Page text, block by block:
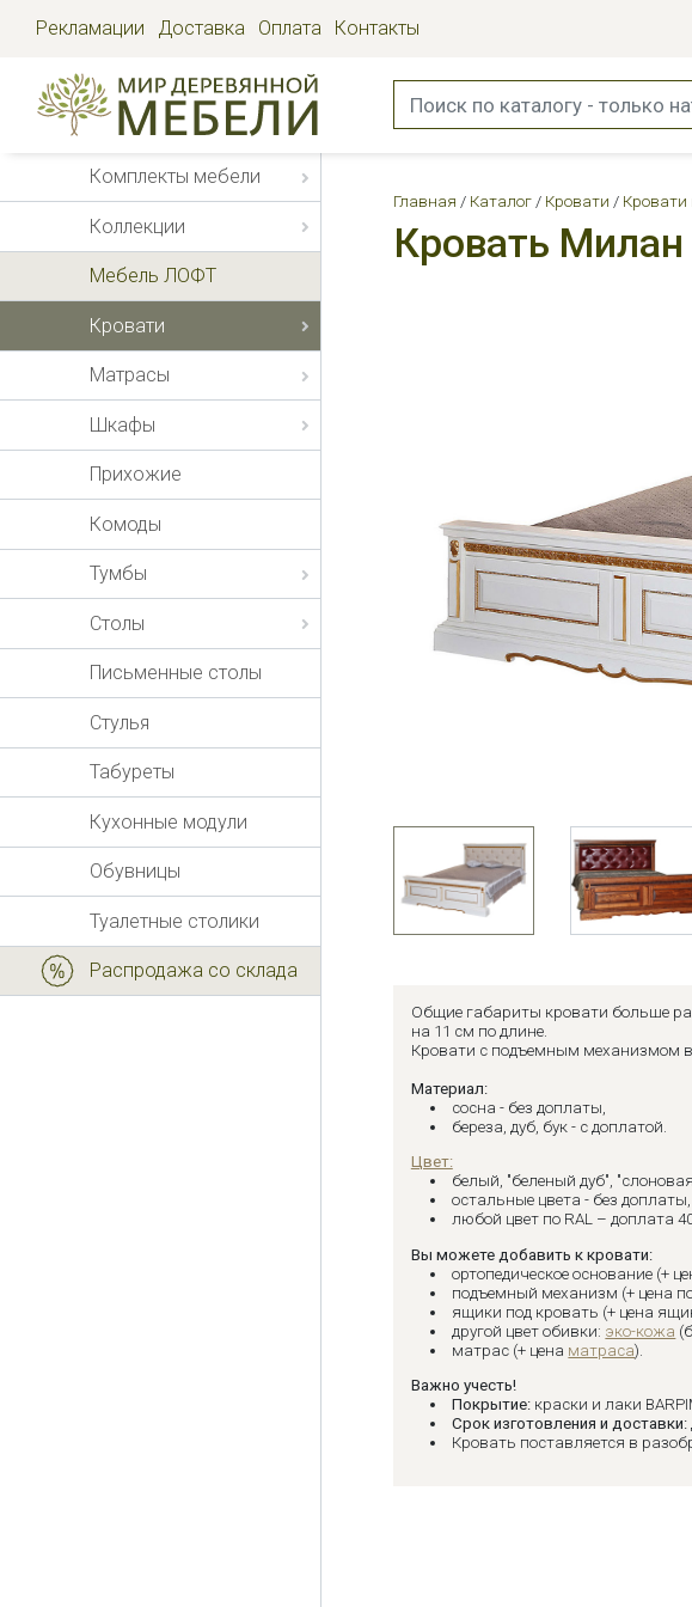
Рекламации Доставка Оплата Контакты
Комплекты мебели
Коллекции
Мебель ЛОФТ
Кровати
Матрасы
Шкафы
Прихожие
Комоды
Тумбы
Столы
Письменные столы
Стулья
Табуреты
Кухонные модули
Обувницы
Туалетные столики
Распродажа со склада
Главная Каталог Кровати Кровати
Кровать Милан
Общие габариты кровати больше
на 11 см по длине.
Кровати с подъемным механизмом
Материал:
сосна - без доплаты,
береза, дуб, бук - с доплатой.
Цвет:
белый, "беленый дуб",
остальные цвета - без доплаты,
любой цвет по RAL – доплата
Вы можете добавить к кровати:
ортопедическое основание (+
подъемный механизм (+ цена
ящики под кровать (+ цена
другой цвет обивки: эко-кожа
матрас (+ цена матраса).
Важно учесть!
Покрытие: краски и лаки
Срок изготовления и доставки:
Кровать поставляется в